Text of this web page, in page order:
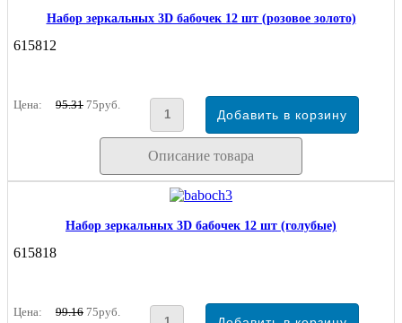
Набор зеркальных 3D бабочек 12 шт (розовое золото)
615812
Цена: 95.31 75руб.
Описание товара
Набор зеркальных 3D бабочек 12 шт (голубые)
615818
Цена: 99.16 75руб.